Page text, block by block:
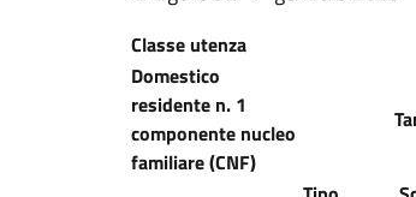
Classe utenza
Domestico
residente n. 1
componente nucleo
familiare (CNF)